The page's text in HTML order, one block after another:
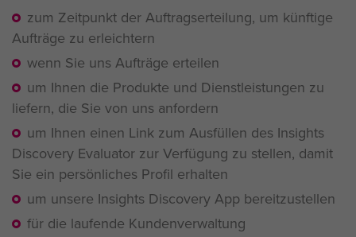
zum Zeitpunkt der Auftragserteilung, um künftige
Aufträge zu erleichtern
wenn Sie uns Aufträge erteilen
um Ihnen die Produkte und Dienstleistungen zu
liefern, die Sie von uns anfordern
um Ihnen einen Link zum Ausfüllen des Insights
Discovery Evaluator zur Verfügung zu stellen, damit
Sie ein persönliches Profil erhalten
um unsere Insights Discovery App bereitzustellen
für die laufende Kundenverwaltung